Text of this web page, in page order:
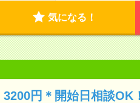
気になる！
3200円＊開始日相談OK